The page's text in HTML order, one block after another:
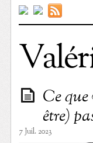
Ce que
être)
7 Juil. 2023